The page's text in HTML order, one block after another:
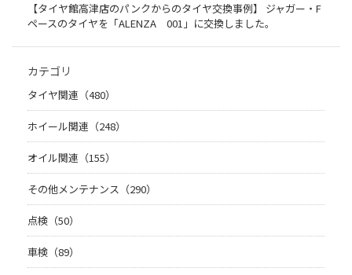
【タイヤ館高津店のパンクからのタイヤ交換事例】 ジャガー・F
ペースのタイヤを「ALENZA 001」に交換しました。
カテゴリ
タイヤ関連（480）
ホイール関連（248）
オイル関連（155）
その他メンテナンス（290）
点検（50）
車検（89）